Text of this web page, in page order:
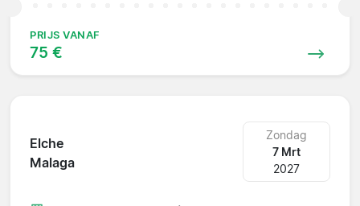
PRIJS VANAF
75 €
Elche
Malaga
Zondag
7 Mrt
2027